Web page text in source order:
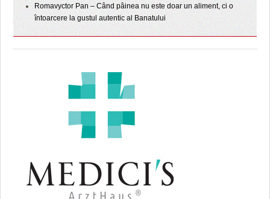
Romavyctor Pan – Când pâinea nu este doar un aliment, ci o
întoarcere la gustul autentic al Banatului